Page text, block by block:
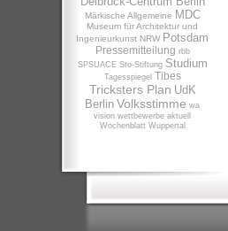
Märkische Allgemeine MDC
Museum für Architektur und
Ingenieurkunst NRW Potsdam
Pressemitteilung rbb
SPSUACE Sto-Stiftung Studium
Tagesspiegel Tibes
Tricksters Plan UdK
Berlin Volksstimme wa
vision wettbewerbe aktuell
Wochenblatt Wuppertal